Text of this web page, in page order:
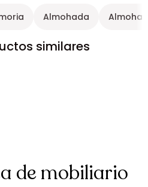
Almohada
similares
de mobiliario